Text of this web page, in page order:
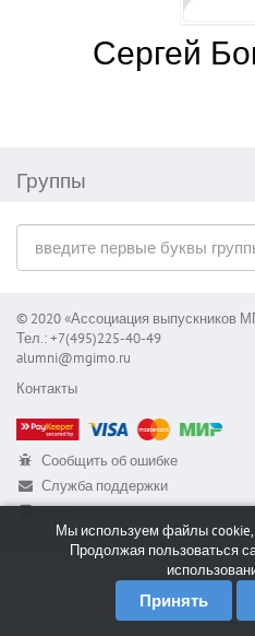
Сергей
Группы
© 2020 «Ассоциация выпускников
Тел.: +7(495)225-40-49
alumni@mgimo.ru
Контакты
Сообщить об ошибке
Служба поддержки
RSS
Мы используем файлы cookie,
Продолжая пользоваться
Принять